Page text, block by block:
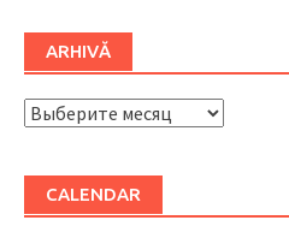
ARHIVĂ
ARHIVĂ
CALENDAR